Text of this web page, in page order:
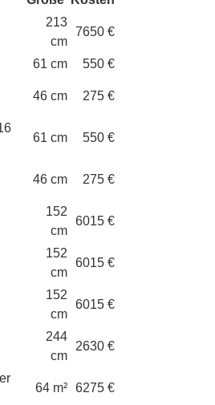
213
cm
7650 €
61 cm
550 €
46 cm 275 €
61 cm 550 €
46 cm 275 €
152
cm
6015 €
152
cm
6015 €
152
cm
6015 €
244
cm
2630 €
64 m² 6275 €